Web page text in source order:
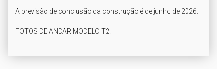
A previsão de conclusão da construção é de junho de 2026.
FOTOS DE ANDAR MODELO T2.